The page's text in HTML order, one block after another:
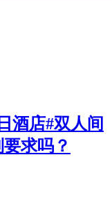
酒店#双人间
求吗？